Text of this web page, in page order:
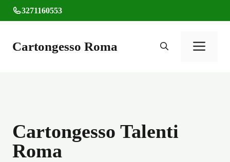
al
3271160553
Cartongesso Roma
Cartongesso Talenti
Roma